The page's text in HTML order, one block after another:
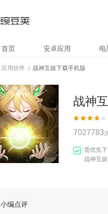
首页 安卓应用 电
应用软件 > 战神互娱下载手机版
战神
7027783
需优先
战神互
小编点评